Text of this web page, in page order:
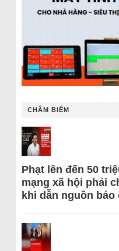
CHÂM BIẾM
Phạt lên đến 50
mạng xã hội phải
khi dẫn nguồn báo